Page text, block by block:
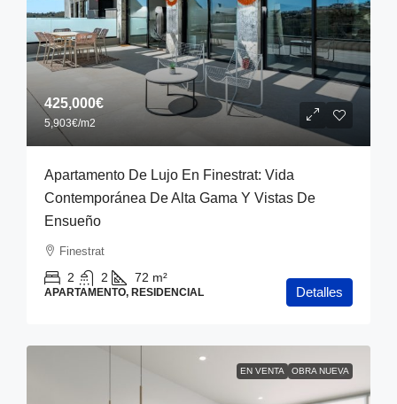
425,000€
5,903€/m2
Apartamento De Lujo En Finestrat: Vida
Contemporánea De Alta Gama Y Vistas De
Ensueño
Finestrat
2 2 72 m²
APARTAMENTO, RESIDENCIAL Detalles
EN VENTA OBRA NUEVA